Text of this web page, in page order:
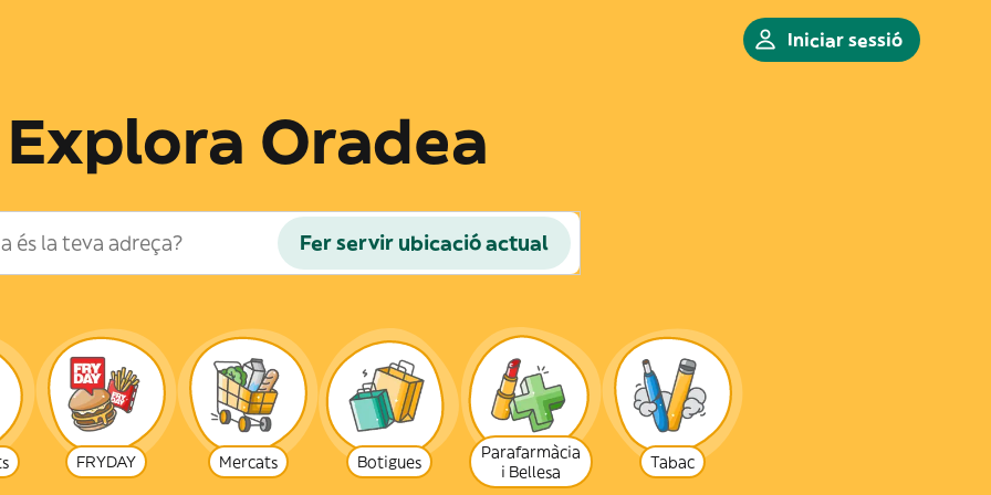
Iniciar sessió
Explora Oradea
Fer servir ubicació actual
FRYDAY Mercats Botigues
Parafarmàcia
i Bellesa
Tabac